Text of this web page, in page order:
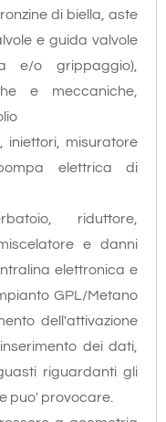
di biella, aste
e guida valvole
e/o grippaggio),
e meccaniche,
iniettori, misuratore
elettrica di
riduttore,
e danni
elettronica e
GPL/Metano
dell'attivazione
dei dati,
riguardanti gli
puo' provocare.